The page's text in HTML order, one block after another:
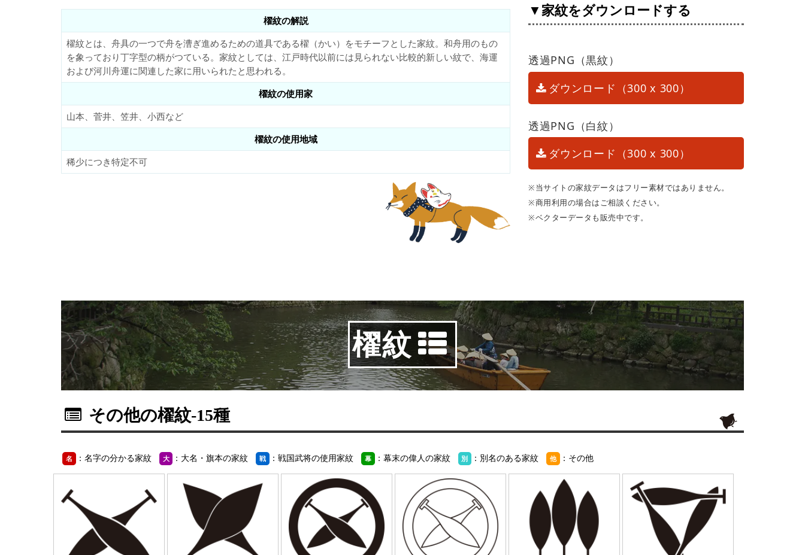
櫂紋の解説
櫂紋とは、舟具の一つで舟を漕ぎ進めるための道具である櫂（かい）をモチーフとした家紋。和舟用のもの
を象っており丁字型の柄がつている。家紋としては、江戸時代以前には見られない比較的新しい紋で、海運
および河川舟運に関連した家に用いられたと思われる。
櫂紋の使用家
山本、菅井、笠井、小西など
櫂紋の使用地域
稀少につき特定不可
▼家紋をダウンロードする
透過PNG（黒紋）
ダウンロード（300 x 300）
透過PNG（白紋）
ダウンロード（300 x 300）
※当サイトの家紋データはフリー素材ではありません。
※商用利用の場合はご相談ください。
※ベクターデータも販売中です。
櫂紋
その他の櫂紋-15種
名 ：名字の分かる家紋 大 ：大名・旗本の家紋 戦 ：戦国武将の使用家紋 幕 ：幕末の偉人の家紋 別 ：別名のある家紋 他 ：その他